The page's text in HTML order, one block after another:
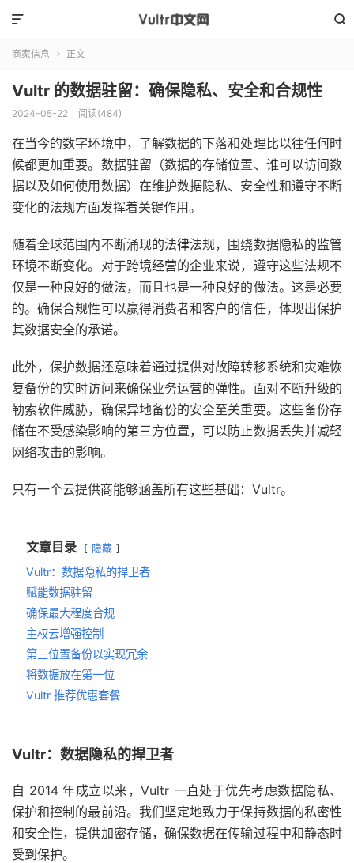


商家信息  正文
Vultr 的数据驻留：确保隐私、安全和合规性
2024-05-22 阅读(484)
在当今的数字环境中，了解数据的下落和处理比以往任何时
候都更加重要。数据驻留（数据的存储位置、谁可以访问数
据以及如何使用数据）在维护数据隐私、安全性和遵守不断
变化的法规方面发挥着关键作用。
随着全球范围内不断涌现的法律法规，围绕数据隐私的监管
环境不断变化。对于跨境经营的企业来说，遵守这些法规不
仅是一种良好的做法，而且也是一种良好的做法。这是必要
的。确保合规性可以赢得消费者和客户的信任，体现出保护
其数据安全的承诺。
此外，保护数据还意味着通过提供对故障转移系统和灾难恢
复备份的实时访问来确保业务运营的弹性。面对不断升级的
勒索软件威胁，确保异地备份的安全至关重要。这些备份存
储在不受感染影响的第三方位置，可以防止数据丢失并减轻
网络攻击的影响。
只有一个云提供商能够涵盖所有这些基础：Vultr。
文章目录 隐藏
Vultr：数据隐私的捍卫者
赋能数据驻留
确保最大程度合规
主权云增强控制
第三位置备份以实现冗余
将数据放在第一位
Vultr 推荐优惠套餐
Vultr：数据隐私的捍卫者
自 2014 年成立以来，Vultr 一直处于优先考虑数据隐私、
保护和控制的最前沿。我们坚定地致力于保持数据的私密性
和安全性，提供加密存储，确保数据在传输过程中和静态时
受到保护。